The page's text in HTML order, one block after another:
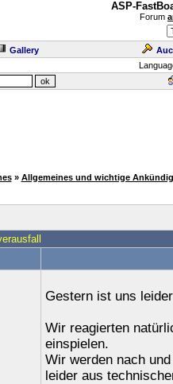
ASP-
Forum
Gallery
» Allgemeines und wichtige
Gestern ist uns
Wir reagierten
einspielen.
Wir werden nach
leider aus